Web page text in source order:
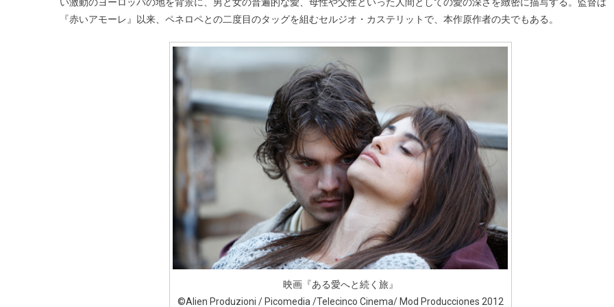
『赤いアモーレ』以来、ペネロペとの二度目のタッグを組むセルジオ・カステリットで、本作原作者の夫でもある。
映画『ある愛へと続く旅』
©Alien Produzioni / Picomedia /Telecinco Cinema/ Mod Producciones 2012